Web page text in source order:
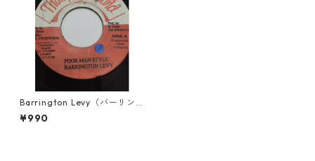
Barrington Levy（バーリント
ンリーヴィ） - Poor Man Styl
e【7'】
¥990